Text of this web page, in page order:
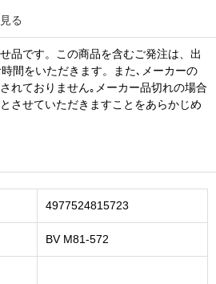
る
品です。この商品を含むご発注は、出
間をいただきます。また､メーカーの
れておりません｡メーカー品切れの場合
させていただきますことをあらかじめ
4977524815723
BV M81-572